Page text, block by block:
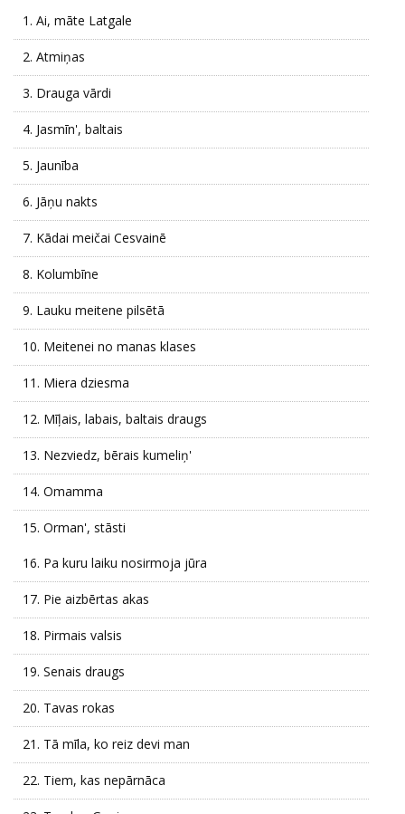
1. Ai, māte Latgale
2. Atmiņas
3. Drauga vārdi
4. Jasmīn', baltais
5. Jaunība
6. Jāņu nakts
7. Kādai meičai Cesvainē
8. Kolumbīne
9. Lauku meitene pilsētā
10. Meitenei no manas klases
11. Miera dziesma
12. Mīļais, labais, baltais draugs
13. Nezviedz, bērais kumeliņ'
14. Omamma
15. Orman', stāsti
16. Pa kuru laiku nosirmoja jūra
17. Pie aizbērtas akas
18. Pirmais valsis
19. Senais draugs
20. Tavas rokas
21. Tā mīla, ko reiz devi man
22. Tiem, kas nepārnāca